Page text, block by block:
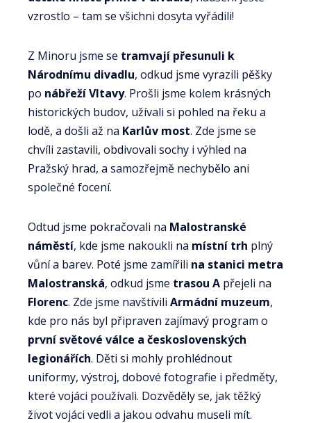
vzrostlo – tam se všichni dosyta vyřádili!
Z Minoru jsme se tramvají přesunuli k
Národnímu divadlu, odkud jsme vyrazili pěšky
po nábřeží Vltavy. Prošli jsme kolem krásných
historických budov, užívali si pohled na řeku a
lodě, a došli až na Karlův most. Zde jsme se
chvíli zastavili, obdivovali sochy i výhled na
Pražský hrad, a samozřejmě nechybělo ani
společné focení.
Odtud jsme pokračovali na Malostranské
náměstí, kde jsme nakoukli na místní trh plný
vůní a barev. Poté jsme zamířili na stanici metra
Malostranská, odkud jsme trasou A přejeli na
Florenc. Zde jsme navštívili Armádní muzeum,
kde pro nás byl připraven zajímavý program o
první světové válce a československých
legionářích. Děti si mohly prohlédnout
uniformy, výstroj, dobové fotografie i předměty,
které vojáci používali. Dozvěděly se, jak těžký
život vojáci vedli a jakou odvahu museli mít.